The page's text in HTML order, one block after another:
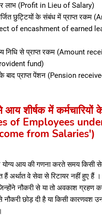
लाभ (Profit in Lieu of Salary)
छुट्टियों के संबंध में प्राप्त रकम
of encashment of earned
निधि से प्राप्त रकम (Amount
fund)
बाद प्राप्त पेंशन (Pension
शीर्षक में कर्मचारियों
of Employees
from Salaries')
योग्य आय की गणना करते समय किसी
अर्थात वे सेवा से रिटायर नहीं हुए हैं ।
नौकरी से या तो अवकाश ग्रहण
नौकरी छोड़ दी है या किसी कारणवश